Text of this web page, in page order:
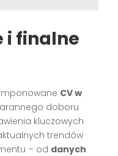
i finalne
CV w
doboru
kluczowych
trendów
– od danych